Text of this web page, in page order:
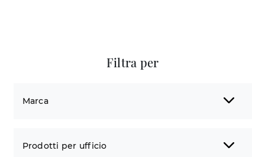
Filtra per
Marca
Prodotti per ufficio